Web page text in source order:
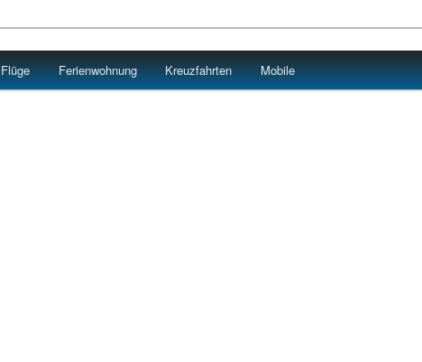
Flüge Ferienwohnung Kreuzfahrten Mobile